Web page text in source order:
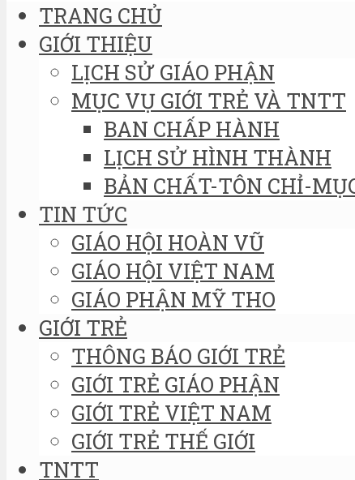
TRANG CHỦ
GIỚI THIỆU
LỊCH SỬ GIÁO PHẬN
MỤC VỤ GIỚI TRẺ VÀ TNTT
BAN CHẤP HÀNH
LỊCH SỬ HÌNH THÀNH
BẢN CHẤT-TÔN CHỈ-
TIN TỨC
GIÁO HỘI HOÀN VŨ
GIÁO HỘI VIỆT NAM
GIÁO PHẬN MỸ THO
GIỚI TRẺ
THÔNG BÁO GIỚI TRẺ
GIỚI TRẺ GIÁO PHẬN
GIỚI TRẺ VIỆT NAM
GIỚI TRẺ THẾ GIỚI
TNTT